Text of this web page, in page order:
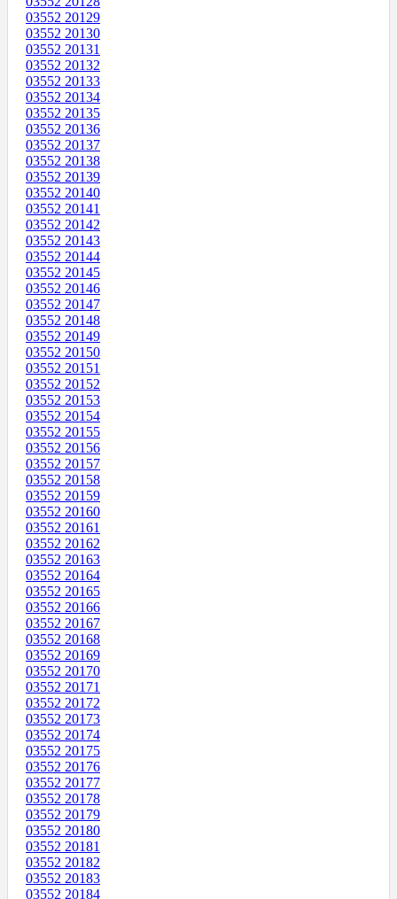
03552 20129
03552 20130
03552 20131
03552 20132
03552 20133
03552 20134
03552 20135
03552 20136
03552 20137
03552 20138
03552 20139
03552 20140
03552 20141
03552 20142
03552 20143
03552 20144
03552 20145
03552 20146
03552 20147
03552 20148
03552 20149
03552 20150
03552 20151
03552 20152
03552 20153
03552 20154
03552 20155
03552 20156
03552 20157
03552 20158
03552 20159
03552 20160
03552 20161
03552 20162
03552 20163
03552 20164
03552 20165
03552 20166
03552 20167
03552 20168
03552 20169
03552 20170
03552 20171
03552 20172
03552 20173
03552 20174
03552 20175
03552 20176
03552 20177
03552 20178
03552 20179
03552 20180
03552 20181
03552 20182
03552 20183
03552 20184